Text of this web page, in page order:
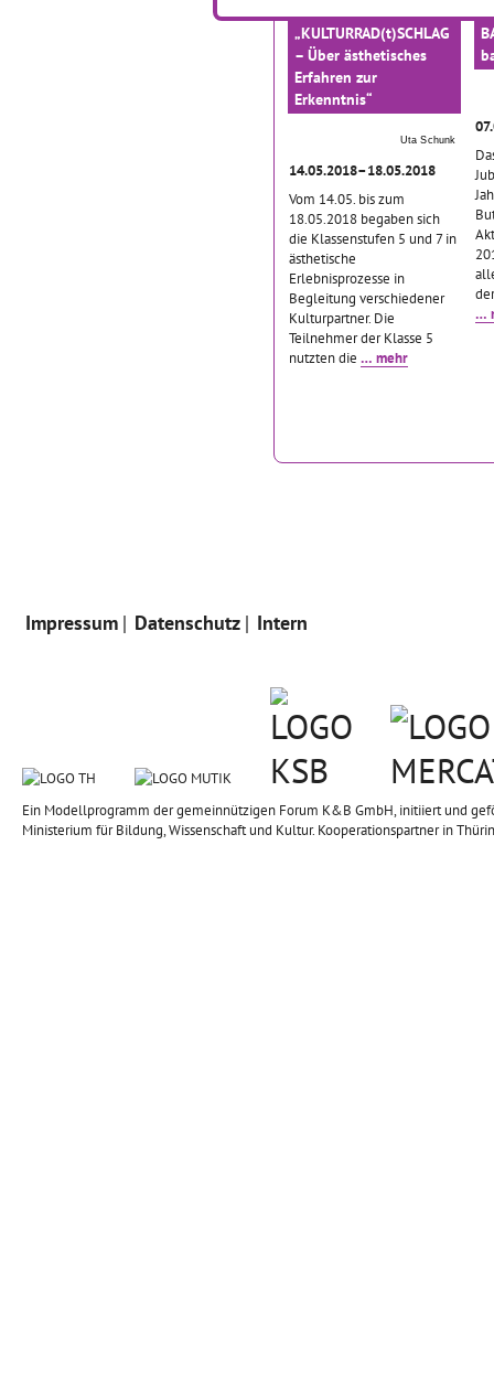
„KULTURRAD(t)SCHLAG
– Über ästhetisches
Erfahren zur
Erkenntnis“
Uta Schunk
14.05.2018–18.05.2018
Vom 14.05. bis zum
18.05.2018 begaben sich
die Klassenstufen 5 und 7 in
ästhetische
Erlebnisprozesse in
Begleitung verschiedener
Kulturpartner. Die
Teilnehmer der Klasse 5
nutzten die … mehr
…
Impressum Datenschutz Intern
Ein Modellprogramm der gemeinnützigen Forum K&B GmbH, initiiert und
Ministerium für Bildung, Wissenschaft und Kultur. Kooperationspartner in